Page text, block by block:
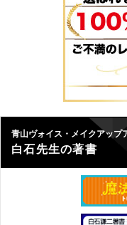
青山ヴォイス・メイクアップ
白石先生の著書